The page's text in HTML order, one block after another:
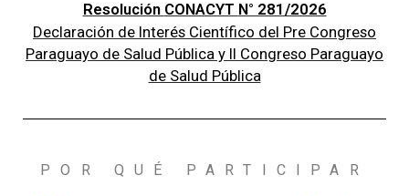
Resolución CONACYT N° 281/2026
Declaración de Interés Científico del Pre Congreso
Paraguayo de Salud Pública y II Congreso Paraguayo
de Salud Pública
POR QUÉ PARTICIPAR